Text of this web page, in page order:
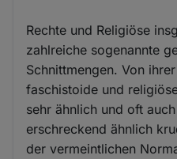
Rechte und Religiöse
zahlreiche sogenannte
Schnittmengen. Von
faschistoide und
sehr ähnlich und oft
erschreckend ähnlich
der vermeintlichen